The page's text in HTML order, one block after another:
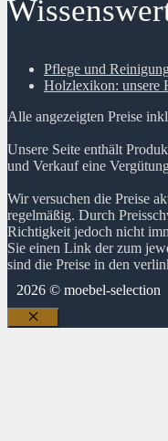
Pflege und
Holzlexikon: unsere
Alle angezeigten Preise
Unsere Seite enthält
und Verkauf eine
Wir versuchen die Preise
regelmäßig. Durch
Richtigkeit jedoch nicht
Sie einen Link der zum
sind die Preise in den
2026 © moebel-selection
Schließen